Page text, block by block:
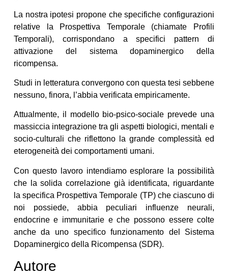
La nostra ipotesi propone che specifiche configurazioni
relative la Prospettiva Temporale (chiamate Profili
Temporali), corrispondano a specifici pattern di
attivazione del sistema dopaminergico della
ricompensa.
Studi in letteratura convergono con questa tesi sebbene
nessuno, finora, l’abbia verificata empiricamente.
Attualmente, il modello bio-psico-sociale prevede una
massiccia integrazione tra gli aspetti biologici, mentali e
socio-culturali che riflettono la grande complessità ed
eterogeneità dei comportamenti umani.
Con questo lavoro intendiamo esplorare la possibilità
che la solida correlazione già identificata, riguardante
la specifica Prospettiva Temporale (TP) che ciascuno di
noi possiede, abbia peculiari influenze neurali,
endocrine e immunitarie e che possono essere colte
anche da uno specifico funzionamento del Sistema
Dopaminergico della Ricompensa (SDR).
Autore